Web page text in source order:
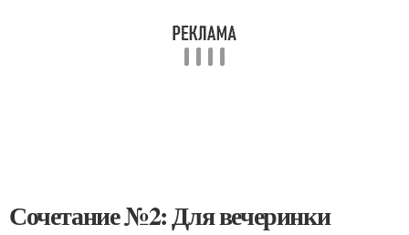
Сочетание №2: Для вечеринки